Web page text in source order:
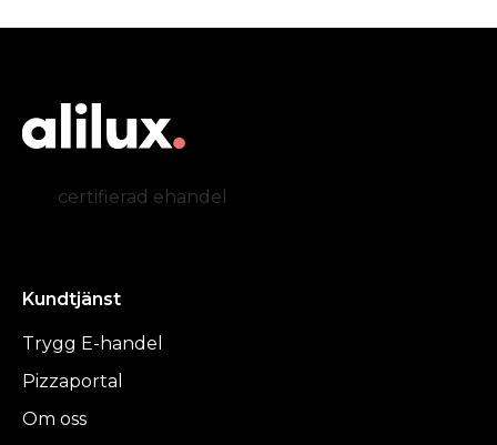
certifierad ehandel
Kundtjänst
Trygg E-handel
Pizzaportal
Om oss